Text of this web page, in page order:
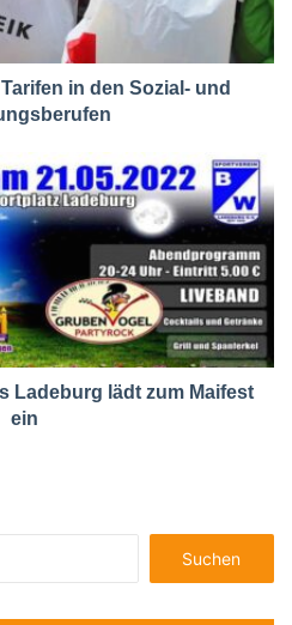
in den Sozial- und
Ladeburg lädt zum Maifest
ein
nach: